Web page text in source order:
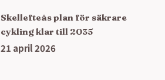
Skellefteås plan för säkrare
cykling klar till 2035
21 april 2026